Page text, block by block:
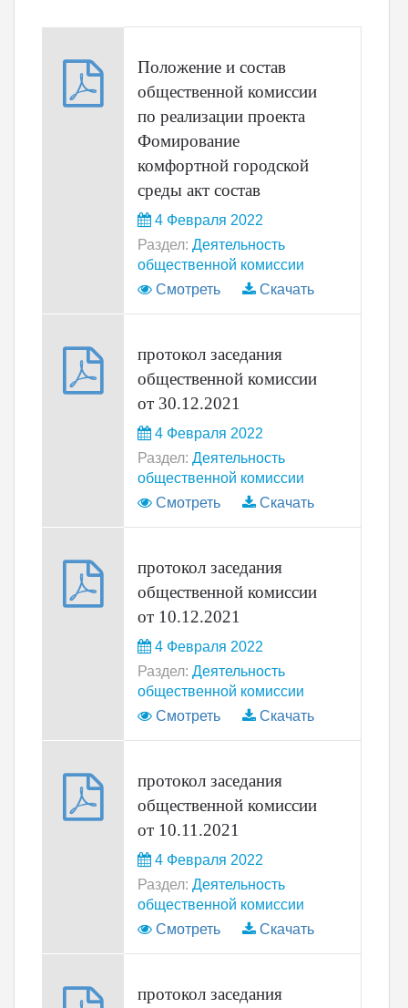
Положение и состав
общественной комиссии
по реализации проекта
Фомирование
комфортной городской
среды акт состав
4 Февраля 2022
Раздел: Деятельность
общественной комиссии
Смотреть
Скачать
протокол заседания
общественной комиссии
от 30.12.2021
4 Февраля 2022
Раздел: Деятельность
общественной комиссии
Смотреть
Скачать
протокол заседания
общественной комиссии
от 10.12.2021
4 Февраля 2022
Раздел: Деятельность
общественной комиссии
Смотреть
Скачать
протокол заседания
общественной комиссии
от 10.11.2021
4 Февраля 2022
Раздел: Деятельность
общественной комиссии
Смотреть
Скачать
протокол заседания